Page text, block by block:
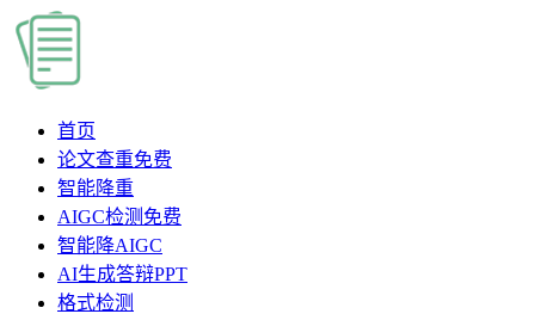
首页
论文查重免费
智能降重
AIGC检测 免费
智能降AIGC
AI生成答辩PPT
格式检测